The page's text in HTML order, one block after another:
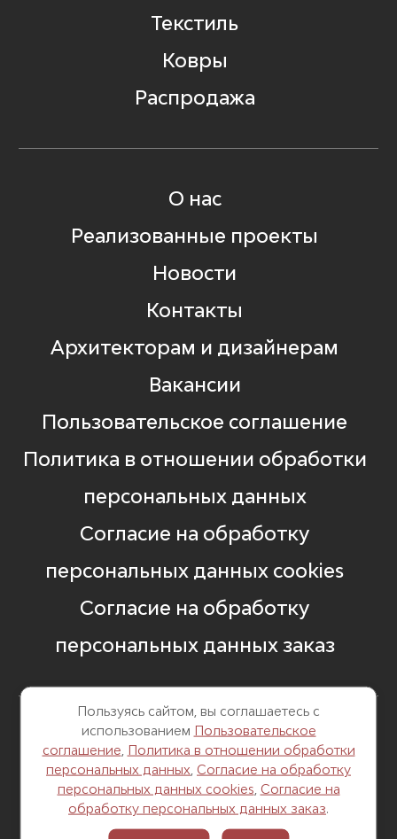
Пользуясь сайтом, вы соглашаетесь с
использованием Пользовательское
соглашение Политика в отношении обработки
персональных данных Согласие на обработку
персональных данных cookies Согласие на
обработку персональных данных заказ.
Текстиль
Ковры
Распродажа
О нас
Реализованные проекты
Новости
Контакты
Архитекторам и дизайнерам
Вакансии
Пользовательское соглашение
Политика в отношении обработки
персональных данных
Согласие на обработку
персональных данных cookies
Согласие на обработку
персональных данных заказ
8 499 248 13 82
г. Москва, Б. Саввинский пер. д. 12,
стр. 6